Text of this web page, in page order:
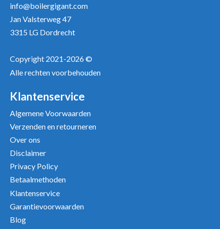
info@boilergigant.com
Jan Valsterweg 47
3315 LG Dordrecht
Copyright 2021-2026 ©
Alle rechten voorbehouden
Klantenservice
Algemene Voorwaarden
Verzenden en retourneren
Over ons
Disclaimer
Privacy Policy
Betaalmethoden
Klantenservice
Garantievoorwaarden
Blog